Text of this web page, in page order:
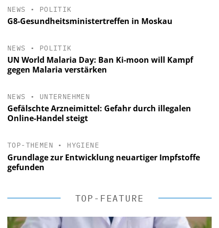
NEWS • POLITIK
G8-Gesundheitsministertreffen in Moskau
NEWS • POLITIK
UN World Malaria Day: Ban Ki-moon will Kampf
gegen Malaria verstärken
NEWS • UNTERNEHMEN
Gefälschte Arzneimittel: Gefahr durch illegalen
Online-Handel steigt
TOP-THEMEN • HYGIENE
Grundlage zur Entwicklung neuartiger Impfstoffe
gefunden
TOP-FEATURE